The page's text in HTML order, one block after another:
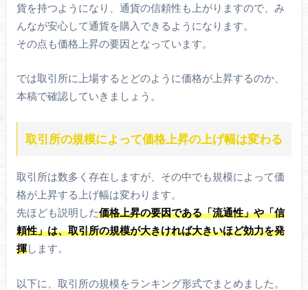
貨を持つようになり、通貨の信頼性も上がりますので、み
んなが安心して通貨を購入できるようになります。
その点も価格上昇の要因となっています。
では取引所に上場するとどのように価格が上昇するのか、
本稿で確認していきましょう。
取引所の規模によって価格上昇の上げ幅は変わる
取引所は数多く存在しますが、その中でも規模によって価
格が上昇する上げ幅は変わります。
先ほども説明した価格上昇の要因である「流通性」や「信
頼性」は、取引所の規模が大きければ大きいほど効力を発
揮します。
以下に、取引所の規模をランキング形式でまとめました。